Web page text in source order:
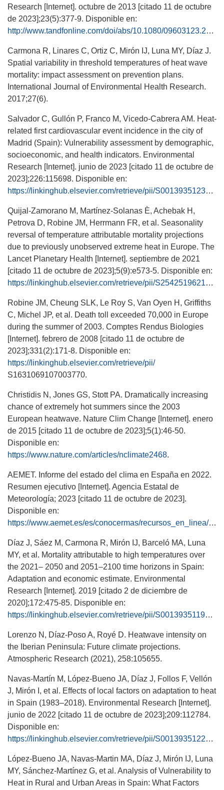
Research [Internet]. octubre de 2013 [citado 11 de octubre
de 2023];23(5):377-9. Disponible en:
http://www.tandfonline.com/doi/abs/10.1080/09603123.2012.733941
Carmona R, Linares C, Ortiz C, Mirón IJ, Luna MY, Díaz J.
Spatial variability in threshold temperatures of heat wave
mortality: impact assessment on prevention plans.
International Journal of Environmental Health Research.
2017;27(6).
Salvador C, Gullón P, Franco M, Vicedo-Cabrera AM. Heat-
related first cardiovascular event incidence in the city of
Madrid (Spain): Vulnerability assessment by demographic,
socioeconomic, and health indicators. Environmental
Research [Internet]. junio de 2023 [citado 11 de octubre de
2023];226:115698. Disponible en:
https://linkinghub.elsevier.com/retrieve/pii/S0013935123004905
Quijal-Zamorano M, Martínez-Solanas È, Achebak H,
Petrova D, Robine JM, Herrmann FR, et al. Seasonality
reversal of temperature attributable mortality projections
due to previously unobserved extreme heat in Europe. The
Lancet Planetary Health [Internet]. septiembre de 2021
[citado 11 de octubre de 2023];5(9):e573-5. Disponible en:
https://linkinghub.elsevier.com/retrieve/pii/S2542519621002114
Robine JM, Cheung SLK, Le Roy S, Van Oyen H, Griffiths
C, Michel JP, et al. Death toll exceeded 70,000 in Europe
during the summer of 2003. Comptes Rendus Biologies
[Internet]. febrero de 2008 [citado 11 de octubre de
2023];331(2):171-8. Disponible en:
https://linkinghub.elsevier.com/retrieve/pii/
S1631069107003770.
Christidis N, Jones GS, Stott PA. Dramatically increasing
chance of extremely hot summers since the 2003
European heatwave. Nature Clim Change [Internet]. enero
de 2015 [citado 11 de octubre de 2023];5(1):46-50.
Disponible en:
https://www.nature.com/articles/nclimate2468.
AEMET. Informe del estado del clima en España en 2022.
Resumen ejecutivo [Internet]. Agencia Estatal de
Meteorología; 2023 [citado 11 de octubre de 2023].
Disponible en:
https://www.aemet.es/es/conocermas/recursos_en_linea/publicaciones_y_estudios/publicaciones/detalles/informe_estado_clima
Díaz J, Sáez M, Carmona R, Mirón IJ, Barceló MA, Luna
MY, et al. Mortality attributable to high temperatures over
the 2021– 2050 and 2051–2100 time horizons in Spain:
Adaptation and economic estimate. Environmental
Research [Internet]. 2019 [citado 2 de diciembre de
2020];172:475-85. Disponible en:
https://linkinghub.elsevier.com/retrieve/pii/S0013935119301215
Lorenzo N, Díaz-Poso A, Royé D. Heatwave intensity on
the Iberian Peninsula: Future climate projections.
Atmospheric Research (2021), 258:105655.
Navas-Martín M, López-Bueno JA, Díaz J, Follos F, Vellón
J, Mirón I, et al. Effects of local factors on adaptation to heat
in Spain (1983–2018). Environmental Research [Internet].
junio de 2022 [citado 11 de octubre de 2023];209:112784.
Disponible en:
https://linkinghub.elsevier.com/retrieve/pii/S0013935122001116
López-Bueno JA, Navas-Martin MA, Díaz J, Mirón IJ, Luna
MY, Sánchez-Martínez G, et al. Analysis of Vulnerability to
Heat in Rural and Urban Areas in Spain: What Factors